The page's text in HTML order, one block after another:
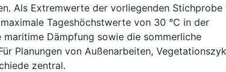
Als Extremwerte der vorliegenden Stichprobe
Tageshöchstwerte von 30 °C in der
Dämpfung sowie die sommerliche
Planungen von Außenarbeiten,
zentral.